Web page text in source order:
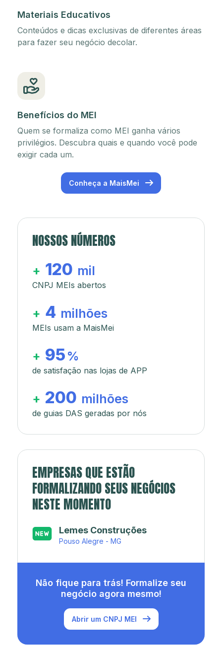
Materiais Educativos
Conteúdos e dicas exclusivas de diferentes áreas
para fazer seu negócio decolar.
Benefícios do MEI
Quem se formaliza como MEI ganha vários
privilégios. Descubra quais e quando você pode
exigir cada um.
Conheça a MaisMei
NOSSOS NÚMEROS
+ 120 mil
CNPJ MEIs abertos
+ 4 milhões
MEIs usam a MaisMei
+ 95 %
de satisfação nas lojas de APP
+ 200 milhões
de guias DAS geradas por nós
EMPRESAS QUE ESTÃO
FORMALIZANDO SEUS NEGÓCIOS
NESTE MOMENTO
Lemes Construções
Pouso Alegre - MG
Não fique para trás! Formalize seu
negócio agora mesmo!
Abrir um CNPJ MEI